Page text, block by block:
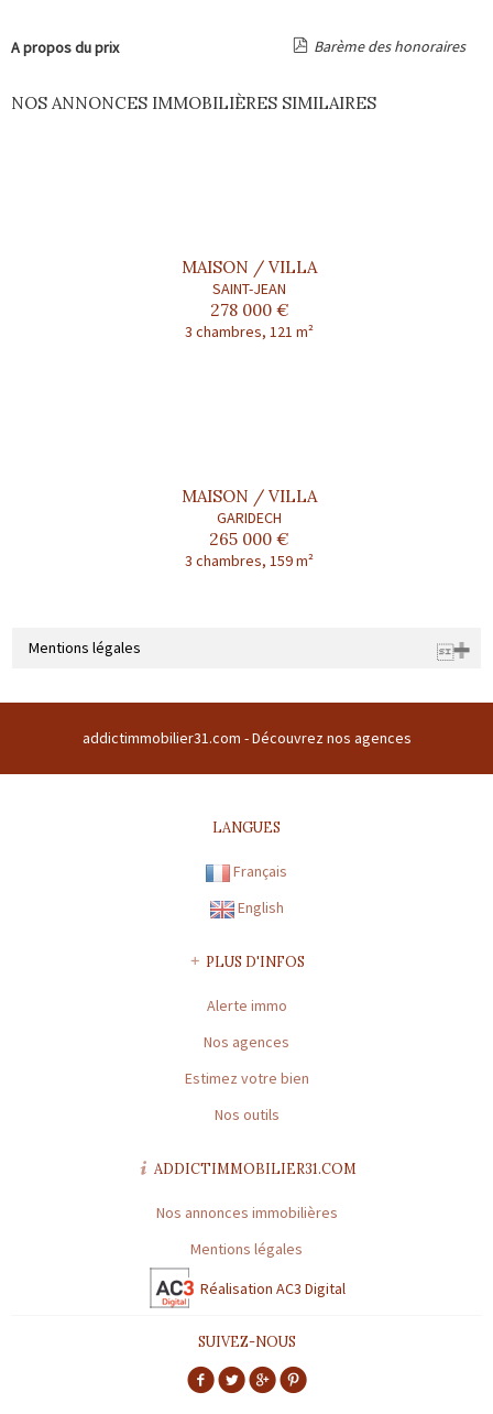
A propos du prix Barème des honoraires
NOS ANNONCES IMMOBILIÈRES SIMILAIRES
MAISON / VILLA
SAINT-JEAN
278 000 €
3 chambres, 121 m²
MAISON / VILLA
GARIDECH
265 000 €
3 chambres, 159 m²
Mentions légales
France | RCS : TOULOUSE Z 508169786 00011 | RCS juridique : Z |
CARTE PROFESSIONNELLE TRANSACTION N° 1894
GARONNE | Capital : 8 000 € | Caisse garantie financière : FNAIM
n°41082E | Montant garantie financière : 120 000 €
Préfecture de délivrance de la carte professionnelle : HAUTE-
* : information non renseignée
addictimmobilier31.com -Découvrez nos agences
LANGUES
Français
English
PLUS D'INFOS
Alerte immo
Nos agences
Estimez votre bien
Nos outils
ADDICTIMMOBILIER31.COM
Nos annonces immobilières
Mentions légales
Réalisation AC3 Digital
SUIVEZ-NOUS